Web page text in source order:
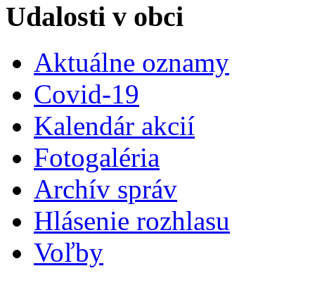
Udalosti v obci
Aktuálne oznamy
Covid-19
Kalendár akcií
Fotogaléria
Archív správ
Hlásenie rozhlasu
Voľby